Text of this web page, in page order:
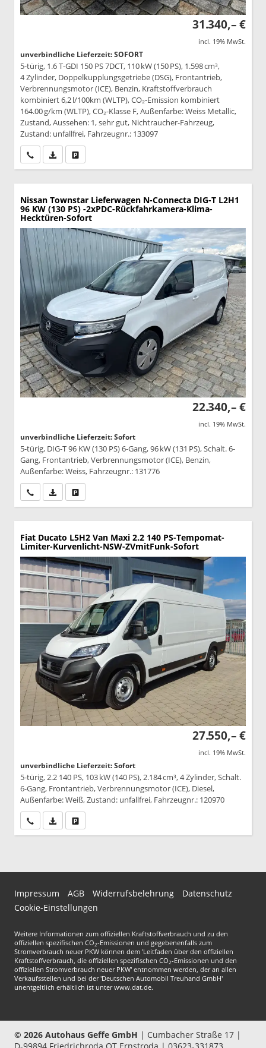
31.340,– €
incl. 19% MwSt.
unverbindliche Lieferzeit: SOFORT
5-türig, 1.6 T-GDI 150 PS 7DCT, 110 kW (150 PS), 1.598 cm³,
4 Zylinder, Doppelkupplungsgetriebe (DSG), Frontantrieb,
Verbrennungsmotor (ICE), Benzin, Kraftstoffverbrauch
kombiniert 6,2 l/100km (WLTP), CO₂-Emission kombiniert
164.00 g/km (WLTP), CO₂-Klasse F, Außenfarbe: Weiss Metallic,
Zustand, Aussehen: 1, sehr gut, Nichtraucher-Fahrzeug,
Zustand: unfallfrei, Fahrzeugnr.: 133097
Wir rufen Sie anPDF-Datei, Fahrzeugexposé drucken
Nissan Townstar Lieferwagen N-Connecta DIG-T L2H1
96 KW (130 PS) -2xPDC-Rückfahrkamera-Klima-
Hecktüren-Sofort
22.340,– €
incl. 19% MwSt.
unverbindliche Lieferzeit: Sofort
5-türig, DIG-T 96 KW (130 PS) 6-Gang, 96 kW (131 PS), Schalt. 6-
Gang, Frontantrieb, Verbrennungsmotor (ICE), Benzin,
Außenfarbe: Weiss, Fahrzeugnr.: 131776
Wir rufen Sie anPDF-Datei, Fahrzeugexposé drucken
Fiat Ducato L5H2 Van Maxi 2.2 140 PS-Tempomat-
Limiter-Kurvenlicht-NSW-ZVmitFunk-Sofort
27.550,– €
incl. 19% MwSt.
unverbindliche Lieferzeit: Sofort
5-türig, 2.2 140 PS, 103 kW (140 PS), 2.184 cm³, 4 Zylinder, Schalt.
6-Gang, Frontantrieb, Verbrennungsmotor (ICE), Diesel,
Außenfarbe: Weiß, Zustand: unfallfrei, Fahrzeugnr.: 120970
Wir rufen Sie anPDF-Datei, Fahrzeugexposé drucken
Impressum AGB Widerrufsbelehrung
Datenschutz
Cookie-Einstellungen
Weitere Informationen zum offiziellen Kraftstoffverbrauch und zu den
offiziellen spezifischen CO2-Emissionen und gegebenenfalls zum
Stromverbrauch neuer PKW können dem 'Leitfaden über den offiziellen
Kraftstoffverbrauch, die offiziellen spezifischen CO2-Emissionen und den
offiziellen Stromverbrauch neuer PKW' entnommen werden, der an allen
Verkaufsstellen und bei der 'Deutschen Automobil Treuhand GmbH'
unentgeltlich erhältlich ist unter www.dat.de.
© 2026 Autohaus Geffe GmbH | Cumbacher Straße 17 |